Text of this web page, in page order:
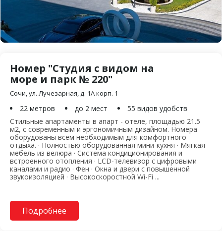
Номер "Студия с видом на
море и парк № 220"
Сочи, ул. Лучезарная, д. 1А корп. 1
22 метров до 2 мест
55 видов удобств
Стильные апартаменты в апарт - отеле, площадью 21.5
м2, с современным и эргономичным дизайном. Номера
оборудованы всем необходимым для комфортного
отдыха. · Полностью оборудованная мини-кухня · Мягкая
мебель из велюра · Система кондиционирования и
встроенного отопления · LCD-телевизор с цифровыми
каналами и радио · Фен · Окна и двери с повышенной
звукоизоляцией · Высокоскоростной Wi-Fi ...
Подробнее